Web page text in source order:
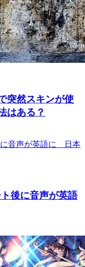
突然スキンが使
はある？
後に音声が英語